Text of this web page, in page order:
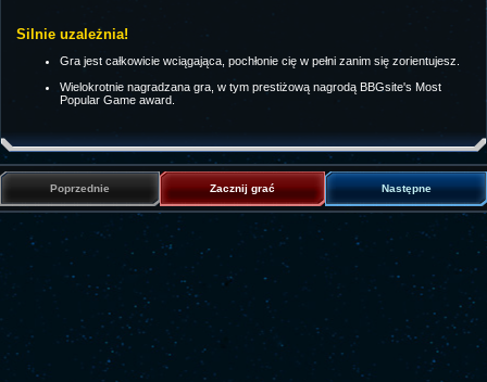
Silnie uzależnia!
Gra jest całkowicie wciągająca, pochłonie cię w pełni zanim się zorientujesz.
Wielokrotnie nagradzana gra, w tym prestiżową nagrodą BBGsite's Most
Popular Game award.
Poprzednie Zacznij grać Następne